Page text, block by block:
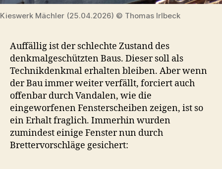
Kieswerk Mächler (25.04.2026) © Thomas Irlbeck
Auffällig ist der schlechte Zustand des
denkmalgeschützten Baus. Dieser soll als
Technikdenkmal erhalten bleiben. Aber wenn
der Bau immer weiter verfällt, forciert auch
offenbar durch Vandalen, wie die
eingeworfenen Fensterscheiben zeigen, ist so
ein Erhalt fraglich. Immerhin wurden
zumindest einige Fenster nun durch
Brettervorschläge gesichert: